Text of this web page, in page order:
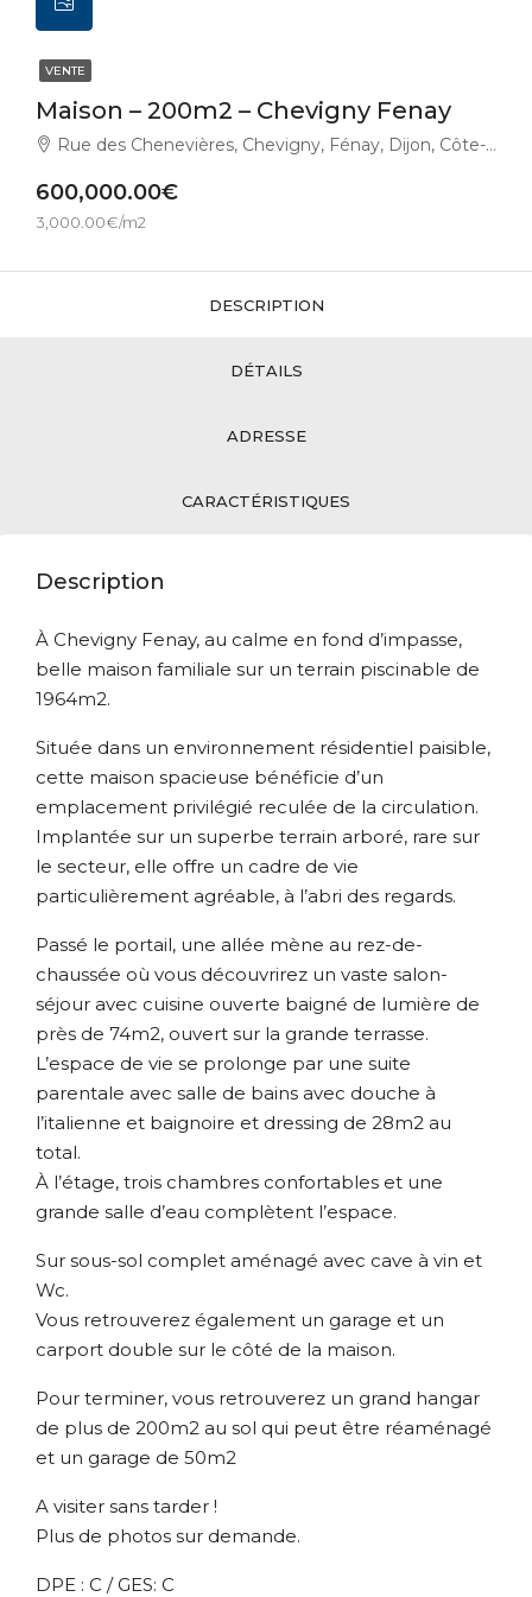
VENTE
Maison – 200m2 – Chevigny Fenay
Rue des Chenevières, Chevigny, Fénay, Dijon, Côte-d'Or, Bourgogne-Franche-Comté, France métropolitaine, 21600, France
600,000.00€
3,000.00€/m2
DESCRIPTION
DÉTAILS
ADRESSE
CARACTÉRISTIQUES
Description
À Chevigny Fenay, au calme en fond d’impasse,
belle maison familiale sur un terrain piscinable de
1964m2.
Située dans un environnement résidentiel paisible,
cette maison spacieuse bénéficie d’un
emplacement privilégié reculée de la circulation.
Implantée sur un superbe terrain arboré, rare sur
le secteur, elle offre un cadre de vie
particulièrement agréable, à l’abri des regards.
Passé le portail, une allée mène au rez-de-
chaussée où vous découvrirez un vaste salon-
séjour avec cuisine ouverte baigné de lumière de
près de 74m2, ouvert sur la grande terrasse.
L’espace de vie se prolonge par une suite
parentale avec salle de bains avec douche à
l’italienne et baignoire et dressing de 28m2 au
total.
À l’étage, trois chambres confortables et une
grande salle d’eau complètent l’espace.
Sur sous-sol complet aménagé avec cave à vin et
Wc.
Vous retrouverez également un garage et un
carport double sur le côté de la maison.
Pour terminer, vous retrouverez un grand hangar
de plus de 200m2 au sol qui peut être réaménagé
et un garage de 50m2
A visiter sans tarder !
Plus de photos sur demande.
DPE : C / GES: C